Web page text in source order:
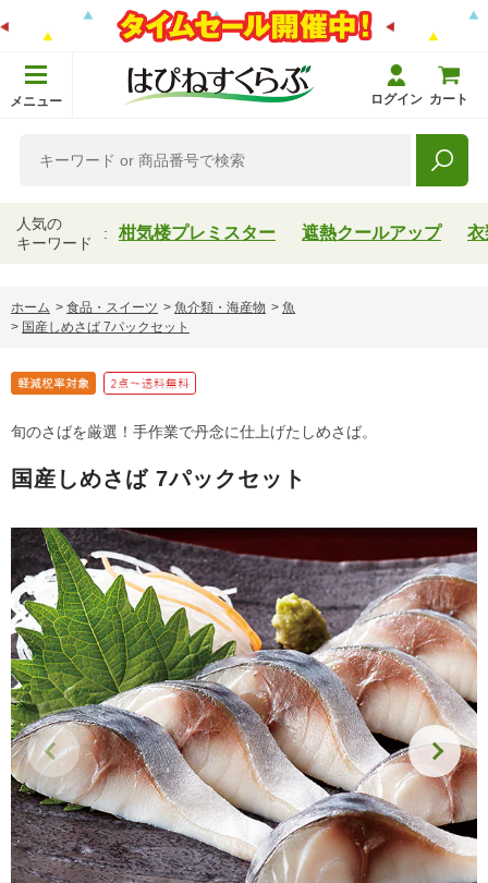
メニュー ログイン カート
人気の
キーワード
柑気楼プレミスター 遮熱クールアップ 衣
ホーム > 食品・スイーツ > 魚介類・海産物 > 魚
> 国産しめさば 7パックセット
旬のさばを厳選！手作業で丹念に仕上げたしめさば。
国産しめさば 7パックセット